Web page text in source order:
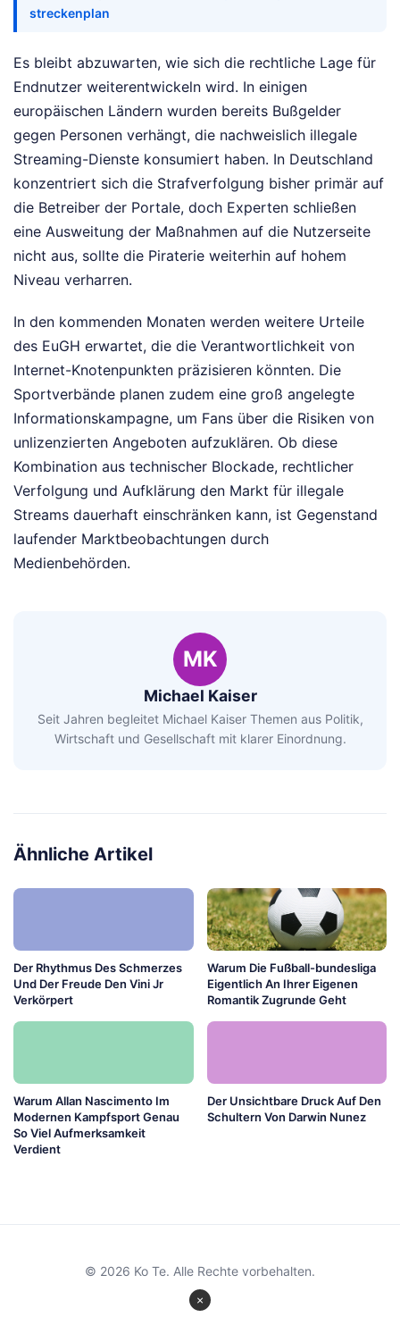
streckenplan
Es bleibt abzuwarten, wie sich die rechtliche Lage für
Endnutzer weiterentwickeln wird. In einigen
europäischen Ländern wurden bereits Bußgelder
gegen Personen verhängt, die nachweislich illegale
Streaming-Dienste konsumiert haben. In Deutschland
konzentriert sich die Strafverfolgung bisher primär auf
die Betreiber der Portale, doch Experten schließen
eine Ausweitung der Maßnahmen auf die Nutzerseite
nicht aus, sollte die Piraterie weiterhin auf hohem
Niveau verharren.
In den kommenden Monaten werden weitere Urteile
des EuGH erwartet, die die Verantwortlichkeit von
Internet-Knotenpunkten präzisieren könnten. Die
Sportverbände planen zudem eine groß angelegte
Informationskampagne, um Fans über die Risiken von
unlizenzierten Angeboten aufzuklären. Ob diese
Kombination aus technischer Blockade, rechtlicher
Verfolgung und Aufklärung den Markt für illegale
Streams dauerhaft einschränken kann, ist Gegenstand
laufender Marktbeobachtungen durch
Medienbehörden.
MK
Michael Kaiser
Seit Jahren begleitet Michael Kaiser Themen aus Politik,
Wirtschaft und Gesellschaft mit klarer Einordnung.
Ähnliche Artikel
Der Rhythmus Des Schmerzes
Und Der Freude Den Vini Jr
Verkörpert
Warum Die Fußball-bundesliga
Eigentlich An Ihrer Eigenen
Romantik Zugrunde Geht
Warum Allan Nascimento Im
Modernen Kampfsport Genau
So Viel Aufmerksamkeit
Verdient
Der Unsichtbare Druck Auf Den
Schultern Von Darwin Nunez
×
© 2026 Ko Te. Alle Rechte vorbehalten.